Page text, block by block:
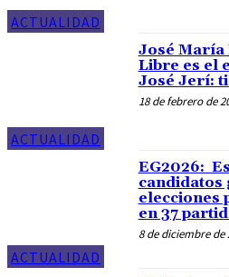
ACTUALIDAD
ACTUALIDAD
José María
Libre es el
José Jerí:
18 de febrero de
ACTUALIDAD
EG2026:
candidatos
elecciones
en 37
8 de diciembre de